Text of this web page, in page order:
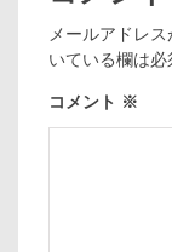
メールアドレ
いている欄は必
コメント ※